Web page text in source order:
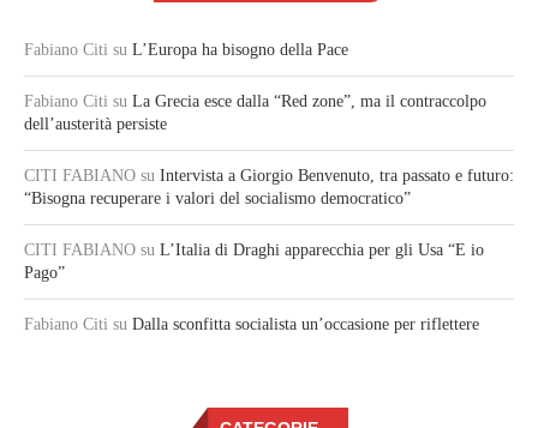
Fabiano Citi su L’Europa ha bisogno della Pace
Fabiano Citi su La Grecia esce dalla “Red zone”, ma il contraccolpo
dell’austerità persiste
CITI FABIANO su Intervista a Giorgio Benvenuto, tra passato e futuro:
“Bisogna recuperare i valori del socialismo democratico”
CITI FABIANO su L’Italia di Draghi apparecchia per gli Usa “E io
Pago”
Fabiano Citi su Dalla sconfitta socialista un’occasione per riflettere